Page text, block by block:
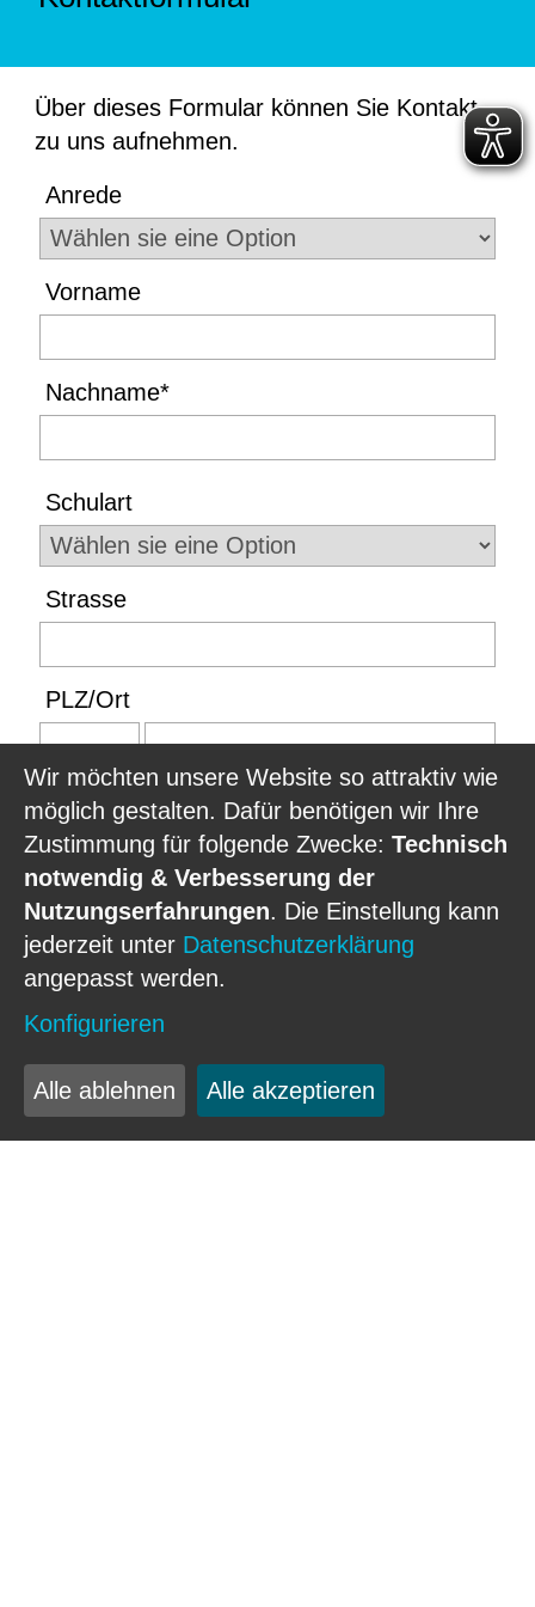
Über dieses Formular können Sie Kontakt
zu uns aufnehmen.
Vorname
Nachname*
Strasse
PLZ/Ort
Telefon
Fax
Betreff
Wir möchten unsere Website so attraktiv wie
möglich gestalten. Dafür benötigen wir Ihre
Zustimmung für folgende Zwecke: Technisch
notwendig & Verbesserung der
Nutzungserfahrungen. Die Einstellung kann
jederzeit unter Datenschutzerklärung
angepasst werden.
Konfigurieren
Alle ablehnen Alle akzeptieren